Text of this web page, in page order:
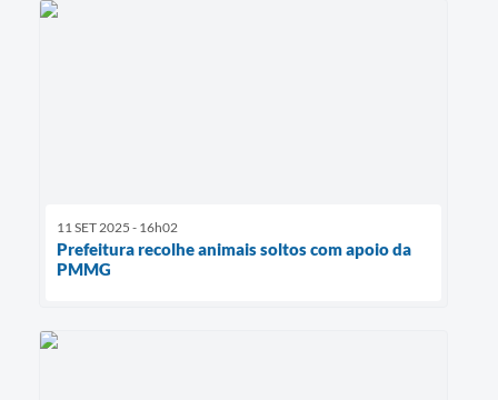
11 SET 2025 - 16h02
Prefeitura recolhe animais soltos com apoio da
PMMG